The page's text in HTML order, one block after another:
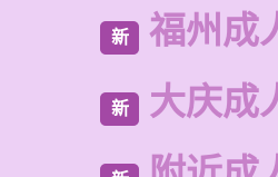
新 福州成
新 大庆成